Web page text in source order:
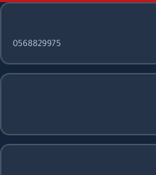
0568829975